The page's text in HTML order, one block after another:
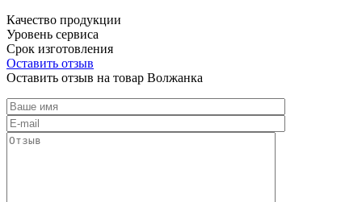
Качество продукции
Уровень сервиса
Срок изготовления
Оставить отзыв
Оставить отзыв на товар Волжанка